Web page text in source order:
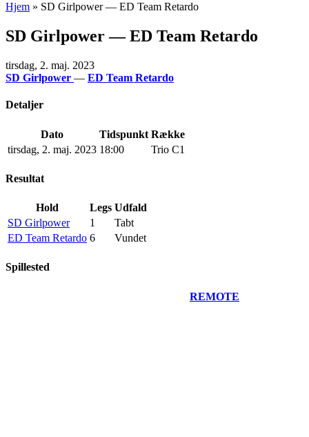
Hjem » SD Girlpower — ED Team Retardo
SD Girlpower — ED Team Retardo
tirsdag, 2. maj. 2023
SD Girlpower — ED Team Retardo
Detaljer
Dato Tidspunkt Række
tirsdag, 2. maj. 2023 18:00 Trio C1
Resultat
Hold Legs Udfald
SD Girlpower
1
Tabt
ED Team Retardo 6 Vundet
Spillested
REMOTE